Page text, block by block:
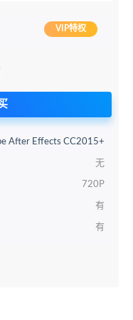
VIP特权
After Effects CC2015+
无
720P
有
有